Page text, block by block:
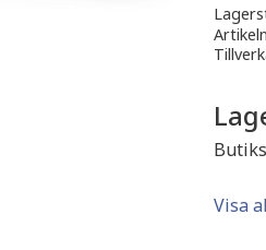
Visa